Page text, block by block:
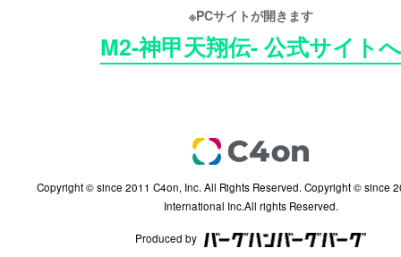
※PCサイトが開きます
M2-神甲天翔伝- 公式サイトへ
Copyright © since 2011 C4on, Inc. All Rights Reserved. Copyright © since 2002 InterServ
International Inc.All rights Reserved.
Produced by